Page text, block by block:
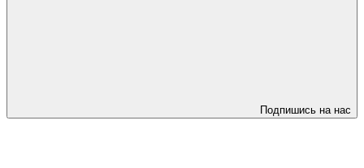
Подпишись на нас